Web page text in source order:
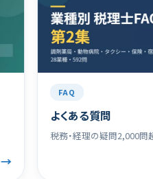
よくある質問
税務・経理の疑問2,000問超に回答